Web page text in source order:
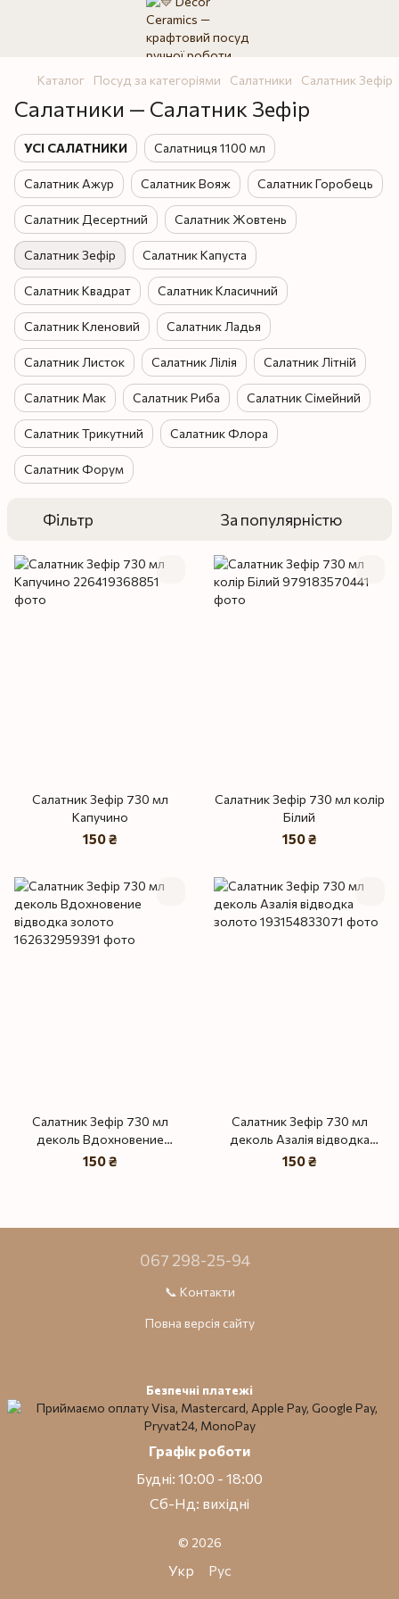
Каталог Посуд за категоріями Салатники Салатник Зефір
Салатники — Салатник Зефір
УСІ САЛАТНИКИ Салатниця 1100 мл
Салатник Ажур Салатник Вояж Салатник Горобець
Салатник Десертний Салатник Жовтень
Салатник Зефір Салатник Капуста
Салатник Квадрат Салатник Класичний
Салатник Кленовий Салатник Ладья
Салатник Листок Салатник Лілія Салатник Літній
Салатник Мак Салатник Риба Салатник Сімейний
Салатник Трикутний Салатник Флора
Салатник Форум
Фільтр За популярністю
Салатник Зефір 730 мл
Капучино
150 ₴
Салатник Зефір 730 мл колір
Білий
150 ₴
Салатник Зефір 730 мл
деколь Вдохновение
відводка золото
150 ₴
Салатник Зефір 730 мл
деколь Азалія відводка
золото
150 ₴
067 298-25-94
📞 Контакти
Повна версія сайту
Безпечні платежі
Графік роботи
Будні: 10:00 - 18:00
Сб-Нд: вихідні
© 2026
Укр Рус